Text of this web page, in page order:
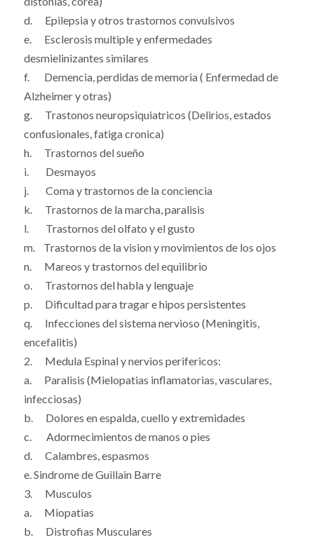
d. Epilepsia y otros trastornos convulsivos
e. Esclerosis multiple y enfermedades
desmielinizantes similares
f. Demencia, perdidas de memoria ( Enfermedad de
Alzheimer y otras)
g. Trastonos neuropsiquiatricos (Delirios, estados
confusionales, fatiga cronica)
h. Trastornos del sueño
i. Desmayos
j. Coma y trastornos de la conciencia
k. Trastornos de la marcha, paralisis
l. Trastornos del olfato y el gusto
m. Trastornos de la vision y movimientos de los ojos
n. Mareos y trastornos del equilibrio
o. Trastornos del habla y lenguaje
p. Dificultad para tragar e hipos persistentes
q. Infecciones del sistema nervioso (Meningitis,
encefalitis)
2. Medula Espinal y nervios perifericos:
a. Paralisis (Mielopatias inflamatorias, vasculares,
infecciosas)
b. Dolores en espalda, cuello y extremidades
c. Adormecimientos de manos o pies
d. Calambres, espasmos
e. Sindrome de Guillain Barre
3. Musculos
a. Miopatias
b. Distrofias Musculares